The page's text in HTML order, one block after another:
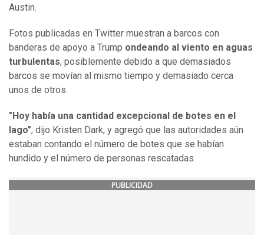
Austin.
Fotos publicadas en Twitter muestran a barcos con
banderas de apoyo a Trump ondeando al viento en aguas
turbulentas, posiblemente debido a que demasiados
barcos se movían al mismo tiempo y demasiado cerca
unos de otros.
"Hoy había una cantidad excepcional de botes en el
lago", dijo Kristen Dark, y agregó que las autoridades aún
estaban contando el número de botes que se habían
hundido y el número de personas rescatadas.
PUBLICIDAD